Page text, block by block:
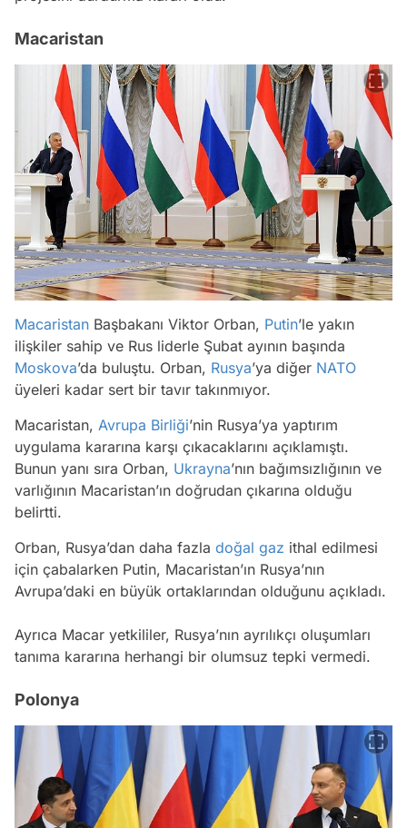
Macaristan
Macaristan Başbakanı Viktor Orban, Putin’le yakın
ilişkiler sahip ve Rus liderle Şubat ayının başında
Moskova’da buluştu. Orban, Rusya’ya diğer NATO
üyeleri kadar sert bir tavır takınmıyor.
Macaristan, Avrupa Birliği’nin Rusya’ya yaptırım
uygulama kararına karşı çıkacaklarını açıklamıştı.
Bunun yanı sıra Orban, Ukrayna’nın bağımsızlığının ve
varlığının Macaristan’ın doğrudan çıkarına olduğu
belirtti.
Orban, Rusya’dan daha fazla doğal gaz ithal edilmesi
için çabalarken Putin, Macaristan’ın Rusya’nın
Avrupa’daki en büyük ortaklarından olduğunu açıkladı.
Ayrıca Macar yetkililer, Rusya’nın ayrılıkçı oluşumları
tanıma kararına herhangi bir olumsuz tepki vermedi.
Polonya